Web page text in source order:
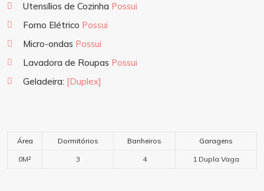
Utensílios de Cozinha Possui
Forno Elétrico Possui
Micro-ondas Possui
Lavadora de Roupas Possui
Geladeira: [Duplex]
Área Dormitórios Banheiros Garagens
0M² 3 4 1 Dupla Vaga